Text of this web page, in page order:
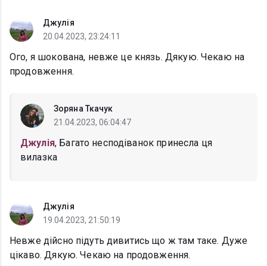
Джулія
20.04.2023, 23:24:11
Ого, я шокована, невже це князь. Дякую. Чекаю на
продовження.
Зоряна Ткачук
21.04.2023, 06:04:47
Джулія, Багато несподіванок принесла ця
вилазка
Джулія
19.04.2023, 21:50:19
Невже дійсно підуть дивитись що ж там таке. Дуже
цікаво. Дякую. Чекаю на продовження.